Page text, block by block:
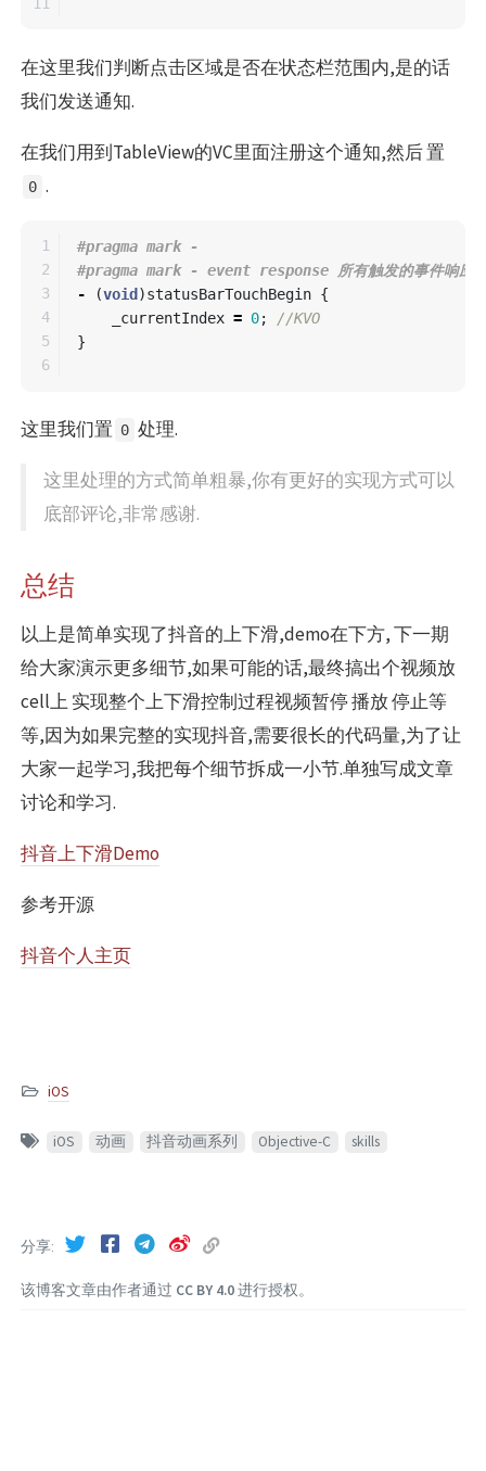
在这里我们判断点击区域是否在状态栏范围内,是的话
我们发送通知.
在我们用到TableView的VC里面注册这个通知,然后 置
0 .
1
2
3
4
5
#pragma mark -
- (void )statusBarTouchBegin {
_currentIndex = 0;
//KVO
}
这里我们置 0 处理.
这里处理的方式简单粗暴,你有更好的实现方式可以
底部评论,非常感谢.
总结
以上是简单实现了抖音的上下滑,demo在下方, 下一期
给大家演示更多细节,如果可能的话,最终搞出个视频放
cell上 实现整个上下滑控制过程视频暂停 播放 停止等
等,因为如果完整的实现抖音,需要很长的代码量,为了让
大家一起学习,我把每个细节拆成一小节.单独写成文章
讨论和学习.
抖音上下滑Demo
参考开源
抖音个人主页
iOS
iOS 动画 抖音动画系列 Objective-C skills
该博客文章由作者通过 CC BY 4.0进行授权。
分享